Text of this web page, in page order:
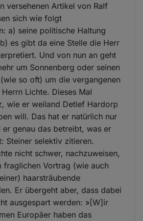
versehenen Artikel von Ralf
sich wie folgt
a) seine politische Haltung
es gibt da eine Stelle die Herr
Und von nun an geht
um Sonnenberg oder seinen
so oft) um die vergangenen
Lichte. Dieses Mal
wie er weiland Detlef Hardorp
will. Das hat er natürlich nur
genau das betreibt, was er
Steiner selektiv zitieren.
nicht schwer, nachzuweisen,
fraglichen Vortrag (wie auch
haarsträubende
Er übergeht aber, dass dabei
ausgespart werden: »[W]ir
Europäer haben das